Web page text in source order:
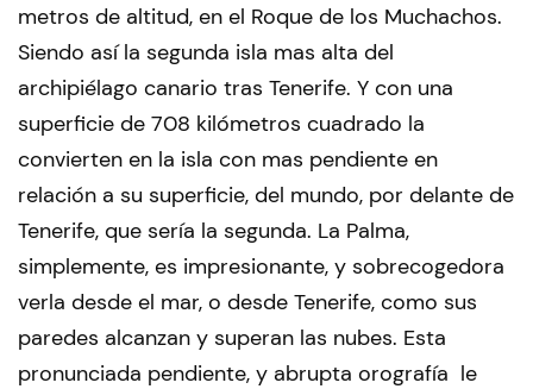
metros de altitud, en el Roque de los Muchachos.
Siendo así la segunda isla mas alta del
archipiélago canario tras Tenerife. Y con una
superficie de 708 kilómetros cuadrado la
convierten en la isla con mas pendiente en
relación a su superficie, del mundo, por delante de
Tenerife, que sería la segunda. La Palma,
simplemente, es impresionante, y sobrecogedora
verla desde el mar, o desde Tenerife, como sus
paredes alcanzan y superan las nubes. Esta
pronunciada pendiente, y abrupta orografía le